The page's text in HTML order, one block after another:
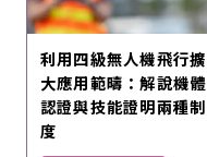
利用四級無人機飛行擴
大應用範疇：解說機體
認證與技能證明兩種制
度